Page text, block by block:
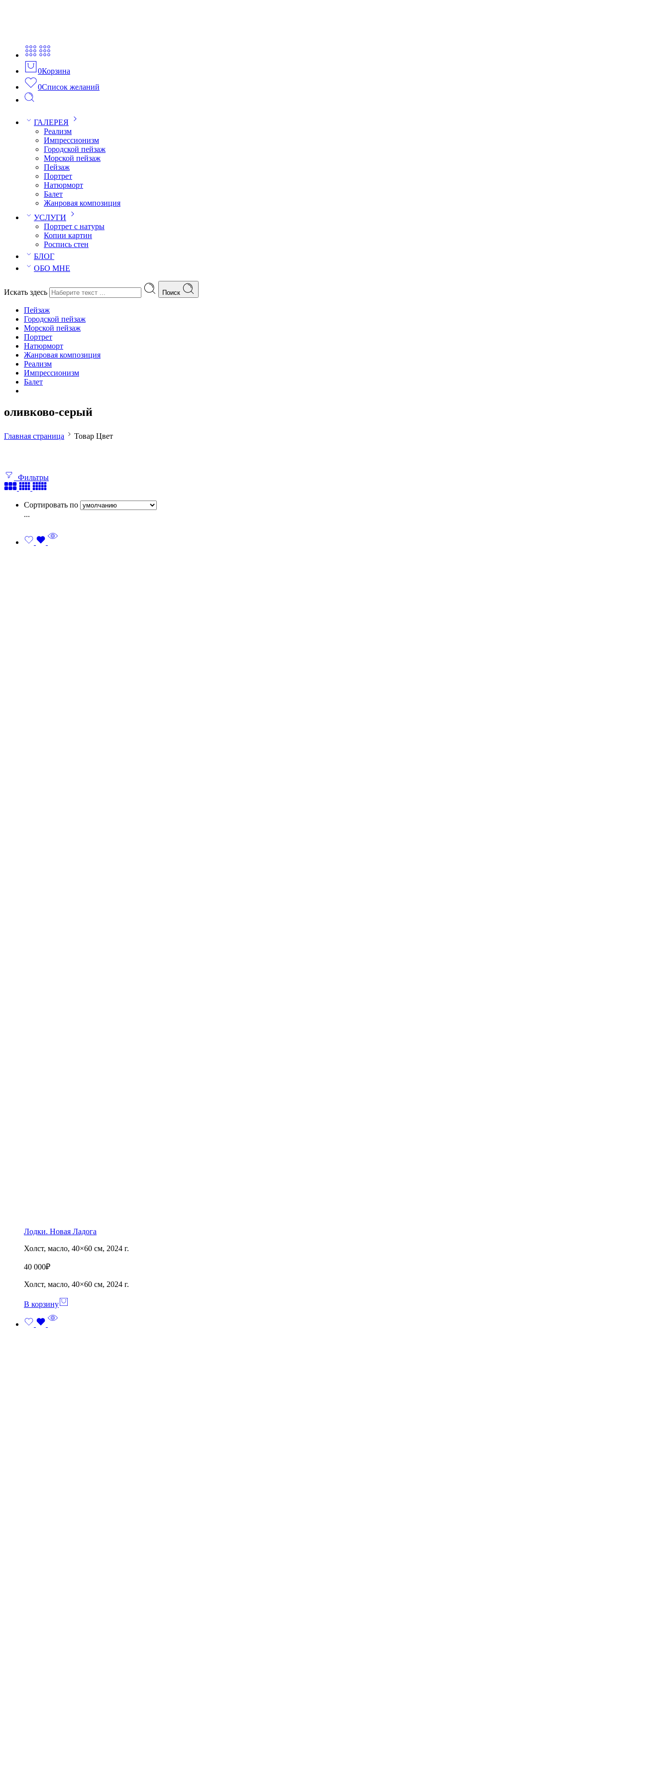
0Корзина
0Список желаний
ГАЛЕРЕЯ
Реализм
Импрессионизм
Городской пейзаж
Морской пейзаж
Пейзаж
Портрет
Натюрморт
Балет
Жанровая композиция
УСЛУГИ
Портрет с натуры
Копии картин
Роспись стен
БЛОГ
ОБО МНЕ
Искать здесь Поиск
Пейзаж
Городской пейзаж
Морской пейзаж
Портрет
Натюрморт
Жанровая композиция
Реализм
Импрессионизм
Балет
оливково-серый
Главная страница Товар Цвет
Фильтры
Сортировать по
...
Лодки. Новая Ладога
Холст, масло, 40×60 см, 2024 г.
40 000₽
Холст, масло, 40×60 см, 2024 г.
В корзину